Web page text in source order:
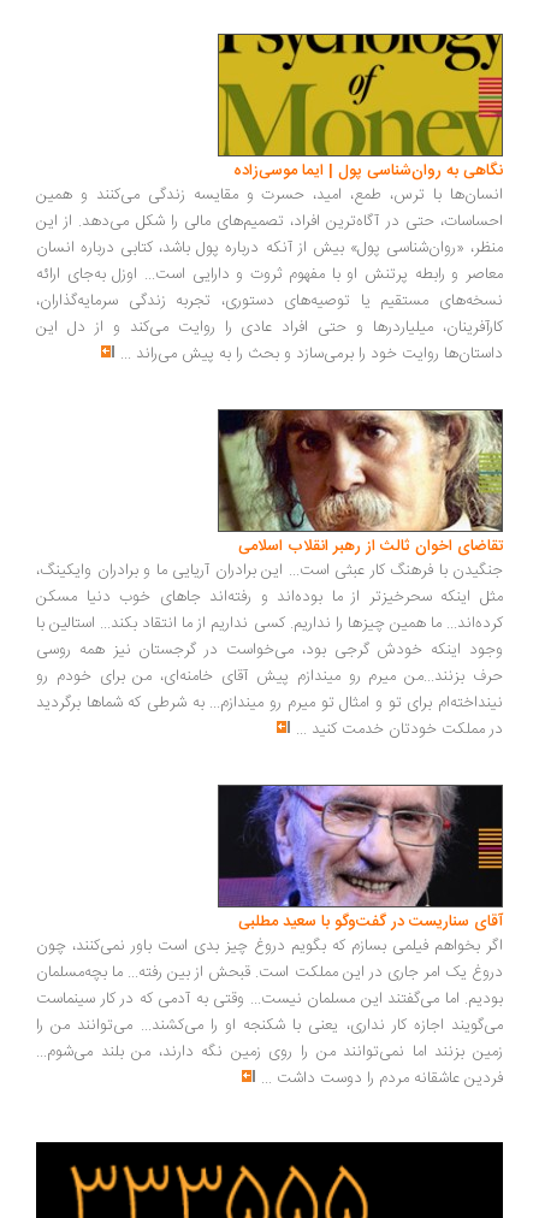
نگاهی به روان‌شناسی پول | ایما موسی‌زاده
انسان‌ها با ترس، طمع، امید، حسرت و مقایسه زندگی می‌کنند و همین
احساسات، حتی در آگاه‌ترین افراد، تصمیم‌های مالی را شکل می‌دهد. از این
منظر، «روان‌شناسی پول» بیش از آنکه درباره پول باشد، کتابی درباره انسان
معاصر و رابطه پرتنش او با مفهوم ثروت و دارایی است... اوزل به‌جای ارائه
نسخه‌های مستقیم یا توصیه‌های دستوری، تجربه زندگی سرمایه‌گذاران،
کارآفرینان، میلیاردرها و حتی افراد عادی را روایت می‌کند و از دل این
داستان‌ها روایت خود را برمی‌سازد و بحث را به پیش می‌راند ...
تقاضای اخوان ثالث از رهبر انقلاب اسلامی
جنگیدن با فرهنگ کار عبثی است... این برادران آریایی ما و برادران وایکینگ،
مثل اینکه سحرخیزتر از ما بوده‌اند و رفته‌اند جاهای خوب دنیا مسکن
کرده‌اند... ما همین چیزها را نداریم. کسی نداریم از ما انتقاد بکند... استالین با
وجود اینکه خودش گرجی بود، می‌خواست در گرجستان نیز همه روسی
حرف بزنند...من میرم رو میندازم پیش آقای خامنه‌ای، من برای خودم رو
نینداخته‌ام برای تو و امثال تو میرم رو میندازم... به شرطی که شماها برگردید
در مملکت خودتان خدمت کنید ...
آقای سناریست در گفت‌وگو با سعید مطلبی
اگر بخواهم فیلمی بسازم که بگویم دروغ چیز بدی است باور نمی‌کنند، چون
دروغ یک امر جاری در این مملکت است. قبحش از بین رفته... ما بچه‌مسلمان
بودیم. اما می‌گفتند این مسلمان نیست... وقتی به آدمی که در کار سینماست
می‌گویند اجازه کار نداری، یعنی با شکنجه او را می‌کشند... می‌توانند من را
زمین بزنند اما نمی‌توانند من را روی زمین نگه دارند، من بلند می‌شوم...
فردین عاشقانه مردم را دوست داشت ...